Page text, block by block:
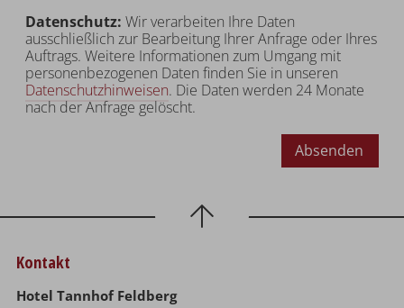
Datenschutz:Wir verarbeiten Ihre Daten
ausschließlich zur Bearbeitung Ihrer Anfrage oder Ihres
Auftrags. Weitere Informationen zum Umgang mit
personenbezogenen Daten finden Sie in unseren
Datenschutzhinweisen. Die Daten werden 24 Monate
nach der Anfrage gelöscht.
Absenden
Kontakt
Hotel Tannhof Feldberg